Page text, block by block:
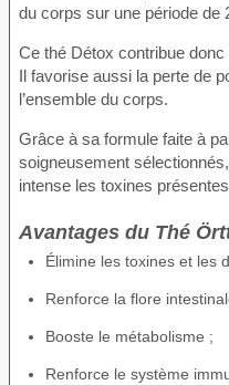
du corps sur une période de
Ce thé Détox contribue
Il favorise aussi la perte de
l’ensemble du corps.
Grâce à sa formule faite à
soigneusement
intense les toxines
Avantages du Thé
Élimine les toxines et les
Renforce la flore
Booste le métabolisme ;
Renforce le système